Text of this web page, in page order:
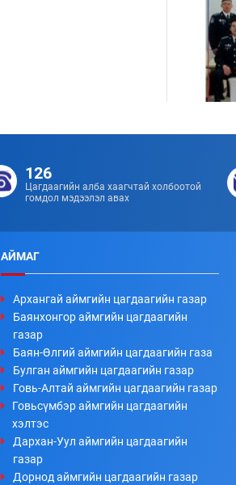
253
126
Цагдаагийн алба хаагчтай холбоотой
гомдол мэдээлэл авах
АЙМАГ
Архангай аймгийн цагдаагийн газар
Баянхонгор аймгийн цагдаагийн
газар
Баян-Өлгий аймгийн цагдаагийн газа
Булган аймгийн цагдаагийн газар
Говь-Алтай аймгийн цагдаагийн газар
Говьсүмбэр аймгийн цагдаагийн
хэлтэс
Дархан-Уул аймгийн цагдаагийн
газар
Дорнод аймгийн цагдаагийн газар